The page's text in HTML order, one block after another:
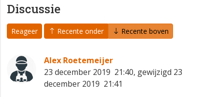
Discussie
Reageer Recente onder Recente boven
Alex Roetemeijer
23 december 2019 21:40, gewijzigd 23
december 2019 21:41